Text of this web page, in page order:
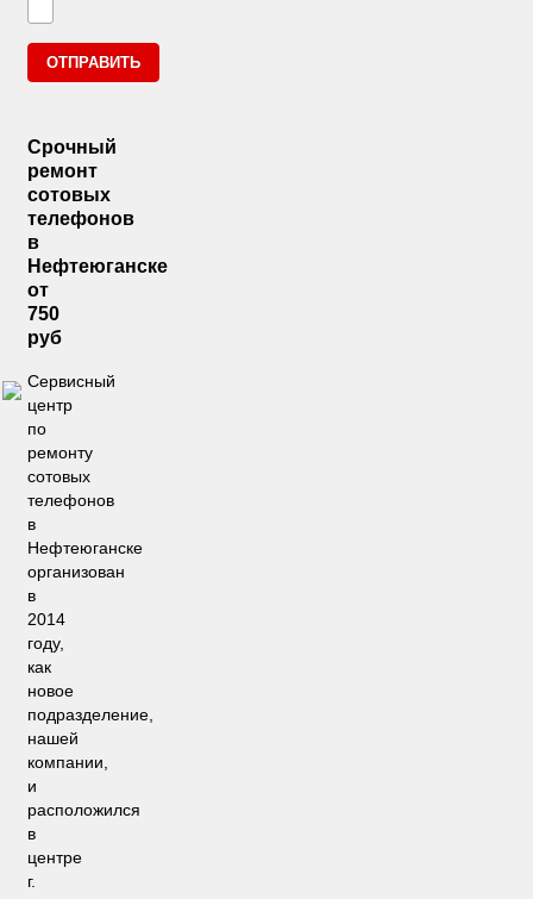
Срочный
ремонт
сотовых
телефонов
в
Нефтеюганске
от
750
руб
Сервисный
центр
по
ремонту
сотовых
телефонов
в
Нефтеюганске
организован
в
2014
году,
как
новое
подразделение,
нашей
компании,
и
расположился
в
центре
г.